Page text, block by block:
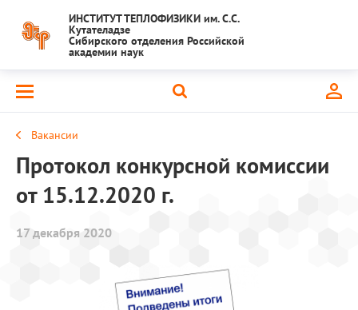
ИНСТИТУТ ТЕПЛОФИЗИКИ им. С.С.
Кутателадзе
Сибирского отделения Российской
академии наук
Вакансии
Протокол конкурсной комиссии
от 15.12.2020 г.
17 декабря 2020